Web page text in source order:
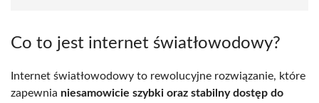
Co to jest internet światłowodowy?
Internet światłowodowy to rewolucyjne rozwiązanie, które
zapewnia niesamowicie szybki oraz stabilny dostęp do